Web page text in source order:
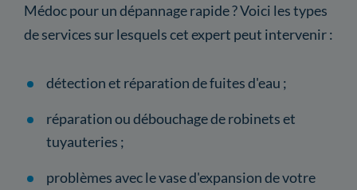
Médoc pour un dépannage rapide ? Voici les types
de services sur lesquels cet expert peut intervenir :
détection et réparation de fuites d'eau ;
réparation ou débouchage de robinets et
tuyauteries ;
problèmes avec le vase d'expansion de votre